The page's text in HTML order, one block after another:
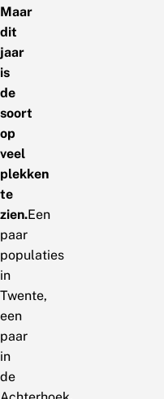
Maar
dit
jaar
is
de
soort
op
veel
plekken
te
zien.Een
paar
populaties
in
Twente,
een
paar
in
de